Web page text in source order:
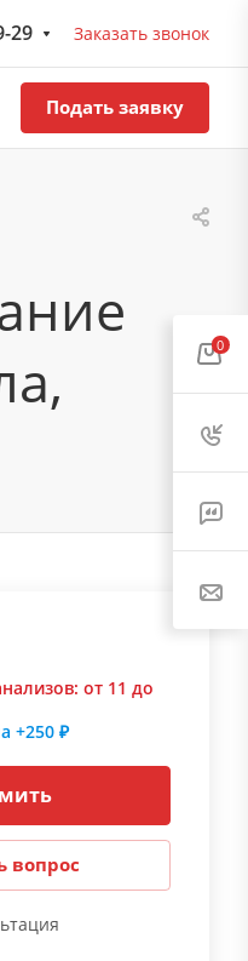
29 Заказать звонок
Подать заявку
от 11 до
+250 ₽
вопрос
0